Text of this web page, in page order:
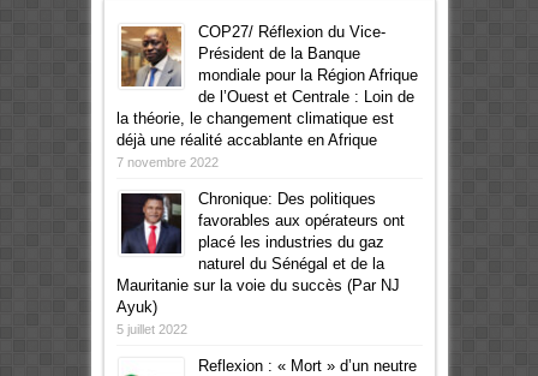
COP27/ Réflexion du Vice-
Président de la Banque
mondiale pour la Région Afrique
de l’Ouest et Centrale : Loin de
la théorie, le changement climatique est
déjà une réalité accablante en Afrique
7 novembre 2022
Chronique: Des politiques
favorables aux opérateurs ont
placé les industries du gaz
naturel du Sénégal et de la
Mauritanie sur la voie du succès (Par NJ
Ayuk)
5 juillet 2022
Reflexion : « Mort » d’un neutre